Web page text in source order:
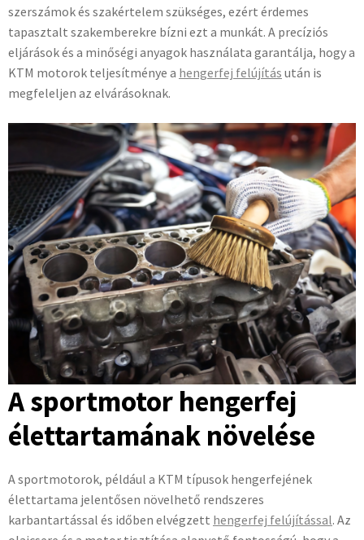
szerszámok és szakértelem szükséges, ezért érdemes
tapasztalt szakemberekre bízni ezt a munkát. A precíziós
eljárások és a minőségi anyagok használata garantálja, hogy a
KTM motorok teljesítménye a hengerfej felújítás után is
megfeleljen az elvárásoknak.
A sportmotor hengerfej
élettartamának növelése
A sportmotorok, például a KTM típusok hengerfejének
élettartama jelentősen növelhető rendszeres
karbantartással és időben elvégzett hengerfej felújítással. Az